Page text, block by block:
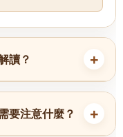
讀？
要注意什麼？